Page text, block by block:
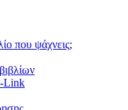
που ψάχνεις;
Link